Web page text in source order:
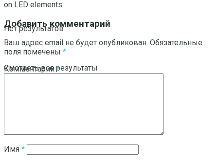
Нет результатов
Смотреть все результаты
on LED elements.
Добавить комментарий
Ваш адрес email не будет опубликован. Обязательные
поля помечены *
Комментарий*
Имя *